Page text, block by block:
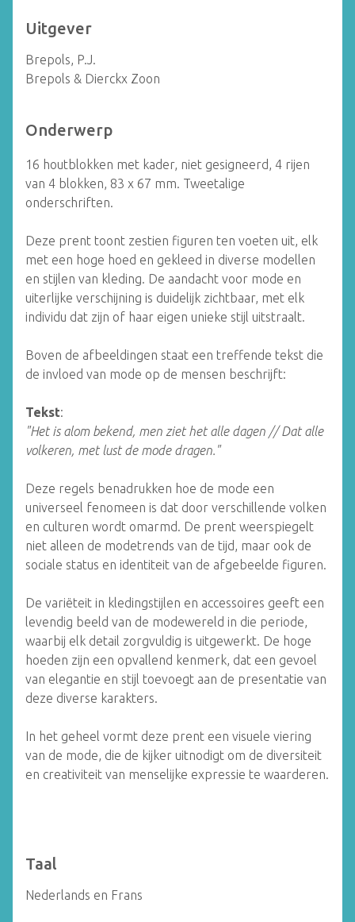
Uitgever
Brepols, P.J.
Brepols & Dierckx Zoon
Onderwerp
16 houtblokken met kader, niet gesigneerd, 4 rijen
van 4 blokken, 83 x 67 mm. Tweetalige
onderschriften.
Deze prent toont zestien figuren ten voeten uit, elk
met een hoge hoed en gekleed in diverse modellen
en stijlen van kleding. De aandacht voor mode en
uiterlijke verschijning is duidelijk zichtbaar, met elk
individu dat zijn of haar eigen unieke stijl uitstraalt.
Boven de afbeeldingen staat een treffende tekst die
de invloed van mode op de mensen beschrijft:
Tekst:
"Het is alom bekend, men ziet het alle dagen // Dat alle
volkeren, met lust de mode dragen."
Deze regels benadrukken hoe de mode een
universeel fenomeen is dat door verschillende volken
en culturen wordt omarmd. De prent weerspiegelt
niet alleen de modetrends van de tijd, maar ook de
sociale status en identiteit van de afgebeelde figuren.
De variëteit in kledingstijlen en accessoires geeft een
levendig beeld van de modewereld in die periode,
waarbij elk detail zorgvuldig is uitgewerkt. De hoge
hoeden zijn een opvallend kenmerk, dat een gevoel
van elegantie en stijl toevoegt aan de presentatie van
deze diverse karakters.
In het geheel vormt deze prent een visuele viering
van de mode, die de kijker uitnodigt om de diversiteit
en creativiteit van menselijke expressie te waarderen.
Taal
Nederlands en Frans